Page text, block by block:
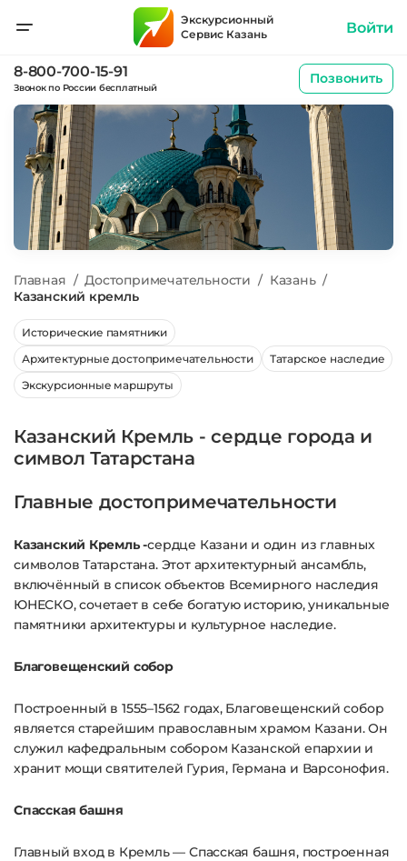
8-800-700-15-91
Звонок по России бесплатный
Позвонить
Экскурсионный
Сервис Казань
Войти
Главная / Достопримечательности / Казань /
Казанский кремль
Исторические памятники
Архитектурные достопримечательности
Татарское наследие
Экскурсионные маршруты
Казанский Кремль - сердце города и
символ Татарстана
Главные достопримечательности
Казанский Кремль -сердце Казани и один из главных
символов Татарстана. Этот архитектурный ансамбль,
включённый в список объектов Всемирного наследия
ЮНЕСКО, сочетает в себе богатую историю, уникальные
памятники архитектуры и культурное наследие.
Благовещенский собор
Построенный в 1555–1562 годах, Благовещенский собор
является старейшим православным храмом Казани. Он
служил кафедральным собором Казанской епархии и
хранит мощи святителей Гурия, Германа и Варсонофия.
Спасская башня
Главный вход в Кремль — Спасская башня, построенная